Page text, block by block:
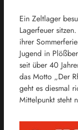
Ein Zeltlager
Lagerfeuer
ihrer
Jugend in
seit über 40
das Motto „Der
geht es diesmal
Mittelpunkt steht